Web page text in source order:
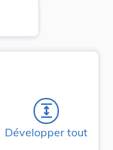
expand
Développer tout